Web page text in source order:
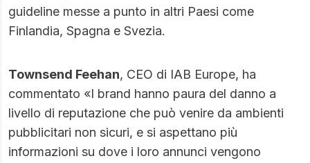
guideline messe a punto in altri Paesi come
Finlandia, Spagna e Svezia.
Townsend Feehan, CEO di IAB Europe, ha
commentato «I brand hanno paura del danno a
livello di reputazione che può venire da ambienti
pubblicitari non sicuri, e si aspettano più
informazioni su dove i loro annunci vengono